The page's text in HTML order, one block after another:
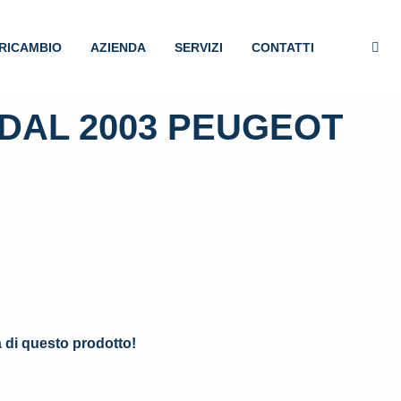
AZIENDA SERVIZI CONTATTI
2003 PEUGEOT
di questo prodotto!